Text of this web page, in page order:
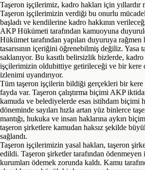
Taşeron işçilerimiz, kadro hakları için yıllardır
Taşeron işçilerimizin verdiği bu onurlu
başladı ve kendilerine kadro hakkının
AKP Hükümeti tarafından kamuoyuna
Hükümet tarafından yapılan duyuruya rağmen
tasarısının içeriğini öğrenebilmiş değiliz. Yasa
saklanıyor. Bu kasıtlı belirsizlik bizlerde,
işçilerimizin oldubittiye getirileceği ve bir kere
izlenimi uyandırıyor.
Tüm taşeron işçilerin bildiği gerçekleri bir kere
fayda var. Taşeron çalıştırma biçimi AKP
kamuda ve belediyelerde esas istihdam biçimi
döneminde sayıları hızla artan yüz binlerce
mantığı, hukuka ve insan haklarına aykırı
taşeron şirketlere kamudan haksız şekilde
sağlandı.
Taşeron işçilerimizin yasal hakları, taşeron
edildi. Taşeron şirketler tarafından ödenmeyen
kurumları ödemek zorunda kaldı. Kamu